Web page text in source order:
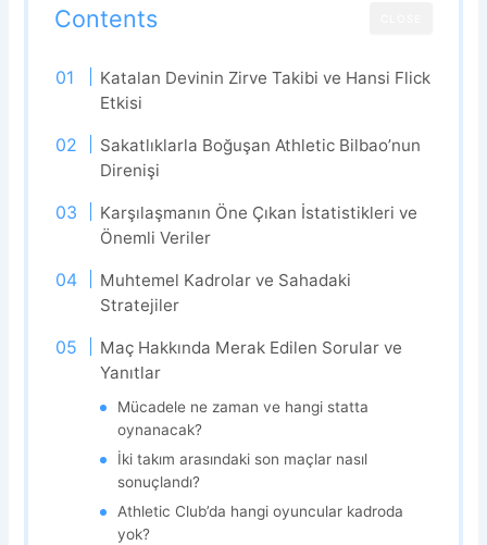
Contents
Katalan Devinin Zirve Takibi ve Hansi Flick
Etkisi
Sakatlıklarla Boğuşan Athletic Bilbao’nun
Direnişi
Karşılaşmanın Öne Çıkan İstatistikleri ve
Önemli Veriler
Muhtemel Kadrolar ve Sahadaki
Stratejiler
Maç Hakkında Merak Edilen Sorular ve
Yanıtlar
Mücadele ne zaman ve hangi statta
oynanacak?
İki takım arasındaki son maçlar nasıl
sonuçlandı?
Athletic Club’da hangi oyuncular kadroda
yok?